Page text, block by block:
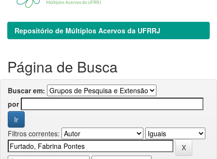
Repositório de Múltiplos Acervos da UFRRJ
Página de Busca
Buscar em:
por
Filtros correntes: